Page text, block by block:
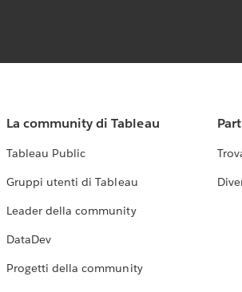
La community di Tableau
Tableau Public
Gruppi utenti di Tableau
Leader della community
DataDev
Progetti della community